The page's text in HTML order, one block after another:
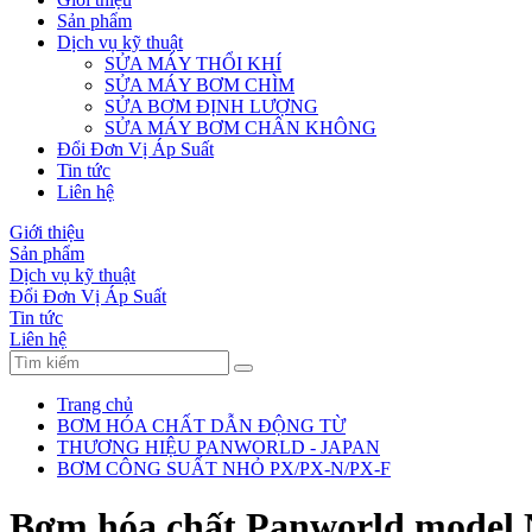
Sản phẩm
Dịch vụ kỹ thuật
SỬA MÁY THỔI KHÍ
SỬA MÁY BƠM CHÌM
SỬA BƠM ĐỊNH LƯỢNG
SỬA MÁY BƠM CHÂN KHÔNG
Đổi Đơn Vị Áp Suất
Tin tức
Liên hệ
Giới thiệu
Sản phẩm
Dịch vụ kỹ thuật
Đổi Đơn Vị Áp Suất
Tin tức
Liên hệ
Trang chủ
BƠM HÓA CHẤT DẪN ĐỘNG TỪ
THƯƠNG HIỆU PANWORLD - JAPAN
BƠM CÔNG SUẤT NHỎ PX/PX-N/PX-F